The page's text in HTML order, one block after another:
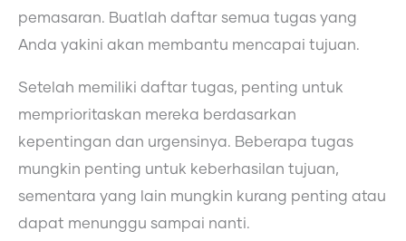
pemasaran. Buatlah daftar semua tugas yang
Anda yakini akan membantu mencapai tujuan.
Setelah memiliki daftar tugas, penting untuk
memprioritaskan mereka berdasarkan
kepentingan dan urgensinya. Beberapa tugas
mungkin penting untuk keberhasilan tujuan,
sementara yang lain mungkin kurang penting atau
dapat menunggu sampai nanti.